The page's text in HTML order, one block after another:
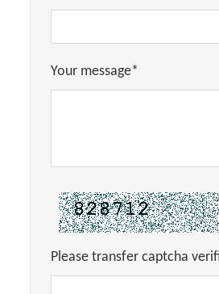
Your message*
Please transfer captcha